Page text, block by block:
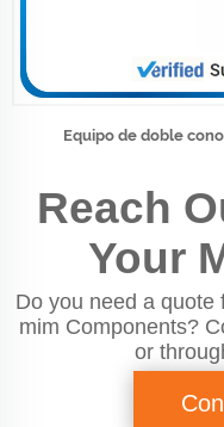
Equipo de doble
Reach
Your
Do you need a quote
mim Components?
or